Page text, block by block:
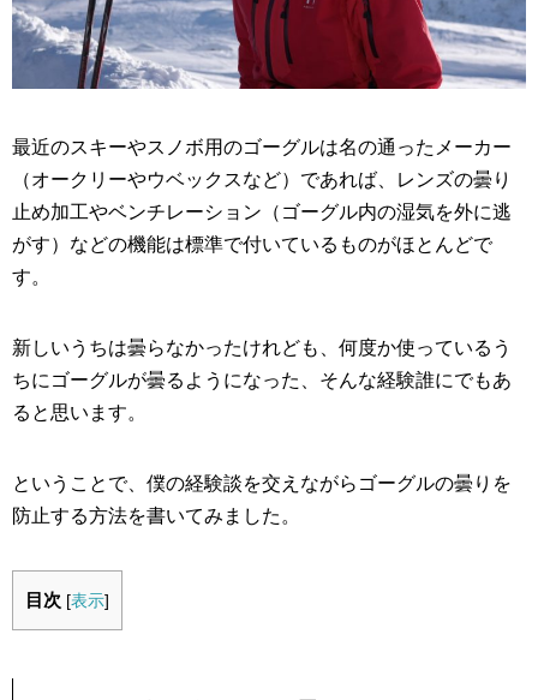
最近のスキーやスノボ用のゴーグルは名の通ったメーカー
（オークリーやウベックスなど）であれば、レンズの曇り
止め加工やベンチレーション（ゴーグル内の湿気を外に逃
がす）などの機能は標準で付いているものがほとんどで
す。
新しいうちは曇らなかったけれども、何度か使っているう
ちにゴーグルが曇るようになった、そんな経験誰にでもあ
ると思います。
ということで、僕の経験談を交えながらゴーグルの曇りを
防止する方法を書いてみました。
目次 [表示]